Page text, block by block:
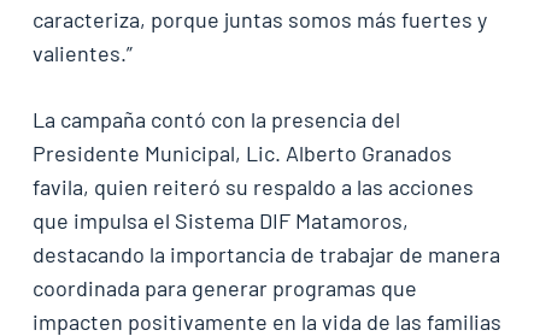
caracteriza, porque juntas somos más fuertes y
valientes.”
La campaña contó con la presencia del
Presidente Municipal, Lic. Alberto Granados
favila, quien reiteró su respaldo a las acciones
que impulsa el Sistema DIF Matamoros,
destacando la importancia de trabajar de manera
coordinada para generar programas que
impacten positivamente en la vida de las familias